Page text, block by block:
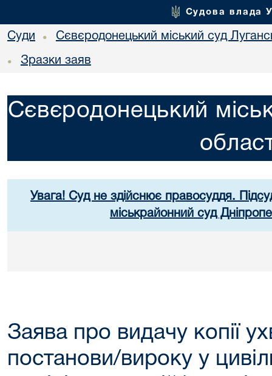
Судова влада
Суди • Сєвєродонецький міський суд
• Зразки заяв
Сєвєродонецький
Увага! Суд не здійснює правосуддя.
міськрайонний суд
Заява про видачу копії
постанови/вироку у